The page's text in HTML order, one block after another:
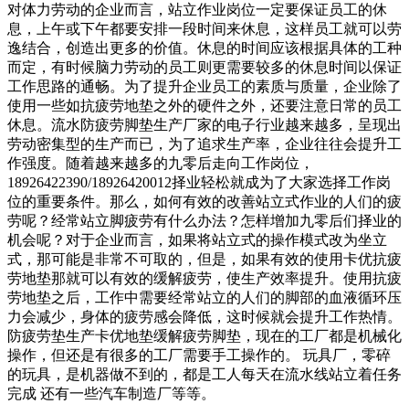
对体力劳动的企业而言，站立作业岗位一定要保证员工的休
息，上午或下午都要安排一段时间来休息，这样员工就可以劳
逸结合，创造出更多的价值。休息的时间应该根据具体的工种
而定，有时候脑力劳动的员工则更需要较多的休息时间以保证
工作思路的通畅。为了提升企业员工的素质与质量，企业除了
使用一些如抗疲劳地垫之外的硬件之外，还要注意日常的员工
休息。流水防疲劳脚垫生产厂家的电子行业越来越多，呈现出
劳动密集型的生产而已，为了追求生产率，企业往往会提升工
作强度。随着越来越多的九零后走向工作岗位，
18926422390/18926420012择业轻松就成为了大家选择工作岗
位的重要条件。那么，如何有效的改善站立式作业的人们的疲
劳呢？经常站立脚疲劳有什么办法？怎样增加九零后们择业的
机会呢？对于企业而言，如果将站立式的操作模式改为坐立
式，那可能是非常不可取的，但是，如果有效的使用卡优抗疲
劳地垫那就可以有效的缓解疲劳，使生产效率提升。使用抗疲
劳地垫之后，工作中需要经常站立的人们的脚部的血液循环压
力会减少，身体的疲劳感会降低，这时候就会提升工作热情。
防疲劳垫生产卡优地垫缓解疲劳脚垫，现在的工厂都是机械化
操作，但还是有很多的工厂需要手工操作的。 玩具厂，零碎
的玩具，是机器做不到的，都是工人每天在流水线站立着任务
完成 还有一些汽车制造厂等等。